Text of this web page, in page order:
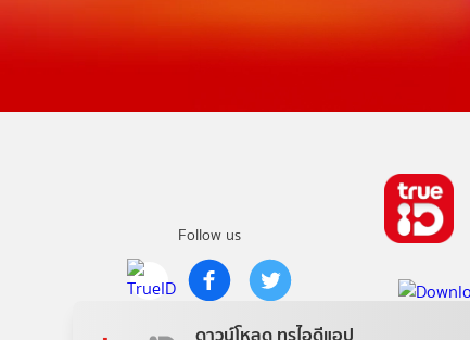
ดาวน์โหลด ทรูไอดีแอป
Follow us
Copyright © True Digital Group Company Limited.